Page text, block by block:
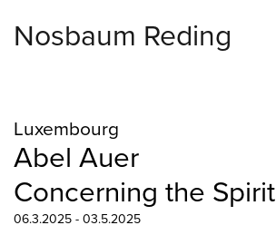
Nosbaum Reding
Luxembourg
Abel Auer
Concerning the Spirit
06.3.2025 - 03.5.2025